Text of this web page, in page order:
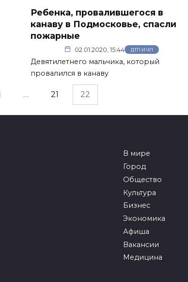
Ребенка, провалившегося в
канаву в Подмосковье, спасли
пожарные
02.01.2020, 15:44 ДТП И ЧП
Девятилетнего мальчика, который
провалился в канаву
… 21 22
В мире
Город
Общество
Культура
Бизнес
Экономика
Афиша
Вакансии
Медицина